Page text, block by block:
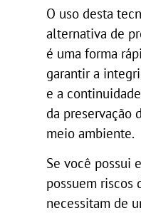
O uso desta
alternativa de
é uma forma
garantir a
e a
da preservação
meio ambiente.
Se você possui
possuem riscos
necessitam de